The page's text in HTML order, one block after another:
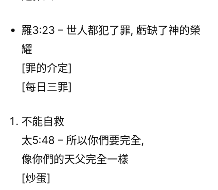
羅3:23 – 世人都犯了罪, 虧缺了神的榮
耀
[罪的介定]
[每日三罪]
不能自救
太5:48 – 所以你們要完全,
像你們的天父完全一樣
[炒蛋]